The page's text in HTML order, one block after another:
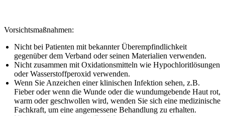
Vorsichtsmaßnahmen:
Nicht bei Patienten mit bekannter Überempfindlichkeit
gegenüber dem Verband oder seinen Materialien verwenden.
Nicht zusammen mit Oxidationsmitteln wie Hypochloritlösungen
oder Wasserstoffperoxid verwenden.
Wenn Sie Anzeichen einer klinischen Infektion sehen, z.B.
Fieber oder wenn die Wunde oder die wundumgebende Haut rot,
warm oder geschwollen wird, wenden Sie sich eine medizinische
Fachkraft, um eine angemessene Behandlung zu erhalten.